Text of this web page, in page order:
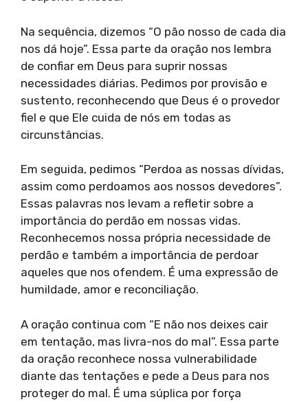
Na sequência, dizemos “O pão nosso de cada dia
nos dá hoje”. Essa parte da oração nos lembra
de confiar em Deus para suprir nossas
necessidades diárias. Pedimos por provisão e
sustento, reconhecendo que Deus é o provedor
fiel e que Ele cuida de nós em todas as
circunstâncias.
Em seguida, pedimos “Perdoa as nossas dívidas,
assim como perdoamos aos nossos devedores”.
Essas palavras nos levam a refletir sobre a
importância do perdão em nossas vidas.
Reconhecemos nossa própria necessidade de
perdão e também a importância de perdoar
aqueles que nos ofendem. É uma expressão de
humildade, amor e reconciliação.
A oração continua com “E não nos deixes cair
em tentação, mas livra-nos do mal”. Essa parte
da oração reconhece nossa vulnerabilidade
diante das tentações e pede a Deus para nos
proteger do mal. É uma súplica por força